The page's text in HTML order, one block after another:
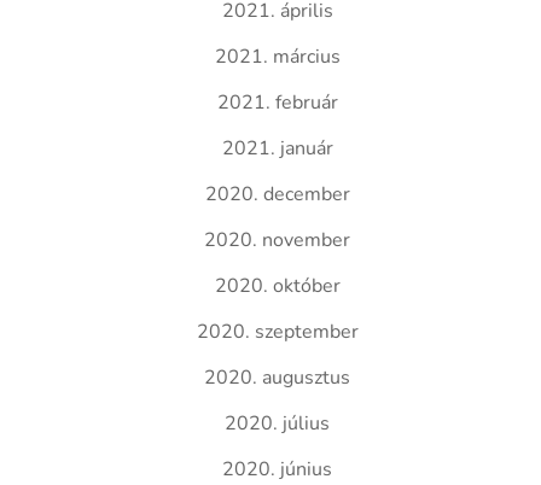
2021. április
2021. március
2021. február
2021. január
2020. december
2020. november
2020. október
2020. szeptember
2020. augusztus
2020. július
2020. június